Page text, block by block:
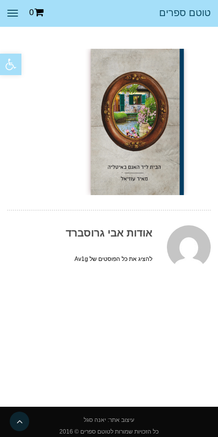
פתח
טוטם ספרים 0
אודות אבי גרוסברד
להציג את כל הפוסטים של Av1g
עיצוב אתר: יאנה סגל
כל הזכויות שמורות לטוטם ספרים © 2016